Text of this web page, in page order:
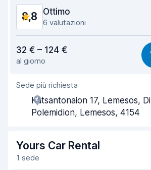
Condizioni dell'auto
8,8 Ottimo
6 valutazioni
Facile da trovare
Gentilezza degli agenti
Rapidità del ritiro
Pulizia del veicolo
32 € – 124 €
al giorno
Sede più richiesta
Katsantonaion 17, Lemesos,
Polemidion, Lemesos, 4154
Yours Car Rental
1 sede